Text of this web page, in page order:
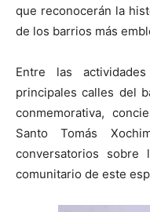
que reconocerán la
de los barrios más
Entre las
principales calles del
conmemorativa,
Santo Tomás
conversatorios
comunitario de este